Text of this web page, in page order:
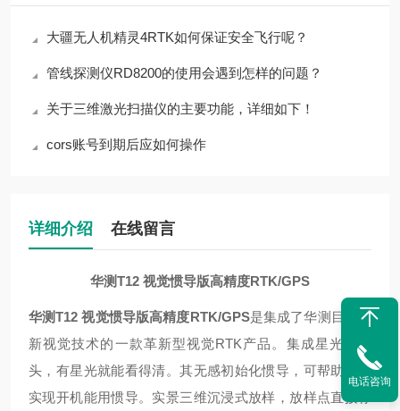
大疆无人机精灵4RTK如何保证安全飞行呢？
管线探测仪RD8200的使用会遇到怎样的问题？
关于三维激光扫描仪的主要功能，详细如下！
cors账号到期后应如何操作
详细介绍 在线留言
华测T12 视觉惯导版高精度RTK/GPS
华测T12 视觉惯导版高精度RTK/GPS是集成了华测目前最
新视觉技术的一款革新型视觉RTK产品。集成星光摄像
头，有星光就能看得清。其无感初始化惯导，可帮助用户
实现开机能用惯导。实景三维沉浸式放样，放样点直接标
电话咨询